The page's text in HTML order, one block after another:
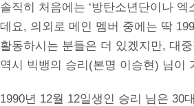
솔직히 처음에는 ‘방탄소년단이나
데요, 의외로 메인 멤버 중에는 딱
활동하시는 분들은 더 있겠지만, 대
역시 빅뱅의 승리(본명 이승현) 님이
1990년 12월 12일생인 승리 님은 30